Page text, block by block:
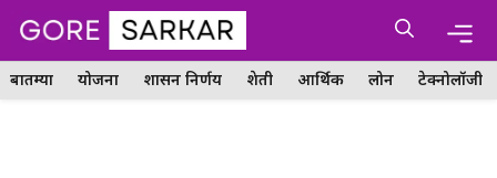
Skip
content
बातम्या योजना शासन निर्णय शेती आर्थिक लोन टेक्नोलॉजी